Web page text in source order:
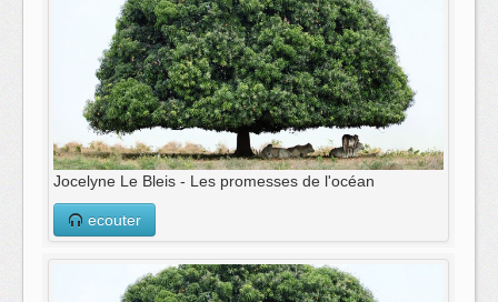
Jocelyne Le Bleis - Les promesses de l'océan
ecouter